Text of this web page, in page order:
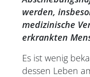
werden,
medizinische
erkrankten
Es ist wenig
dessen Leben